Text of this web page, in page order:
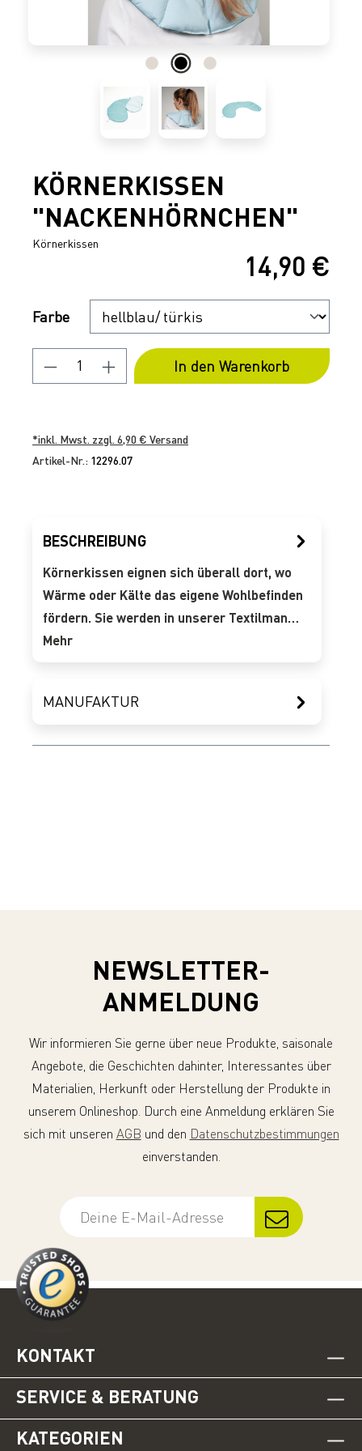
KÖRNERKISSEN
"NACKENHÖRNCHEN"
Körnerkissen
14,90 €
FarbeAuswählen
Produkt Anzahl: Gib den
In den Warenkorb
*inkl. Mwst. zzgl. 6,90 € Versand
Artikel-Nr.: 12296.07
BESCHREIBUNG
Körnerkissen eignen sich überall dort, wo
Wärme oder Kälte das eigene Wohlbefinden
fördern. Sie werden in unserer Textilman…
Mehr
MANUFAKTUR
NEWSLETTER-
ANMELDUNG
Wir informieren Sie gerne über neue Produkte, saisonale
Angebote, die Geschichten dahinter, Interessantes über
Materialien, Herkunft oder Herstellung der Produkte in
unserem Onlineshop. Durch eine Anmeldung erklären Sie
sich mit unseren AGB und den Datenschutzbestimmungen
einverstanden.
KONTAKT
SERVICE & BERATUNG
KATEGORIEN